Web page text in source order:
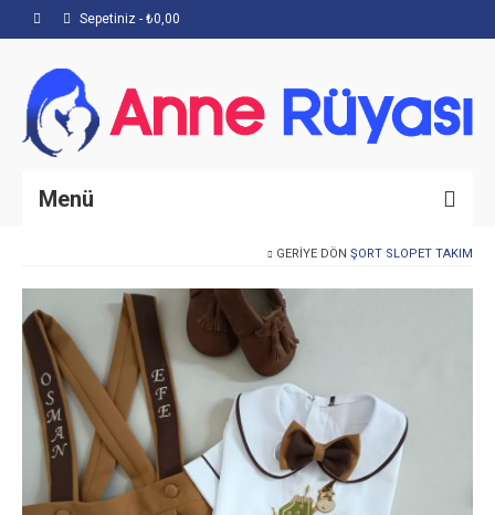
Sepetiniz - ₺0,00
Menü
Hakkımızda
Mağaza
İletişim
GERIYE DÖN ŞORT SLOPET TAKIM